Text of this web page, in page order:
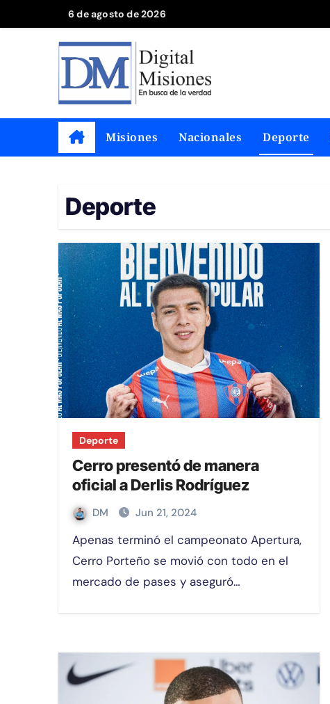
al
6 de agosto de 2026
Misiones Nacionales Deporte
Deporte
Deporte
Cerro presentó de manera
oficial a Derlis Rodríguez
DM Jun 21, 2024
Apenas terminó el campeonato Apertura,
Cerro Porteño se movió con todo en el
mercado de pases y aseguró…